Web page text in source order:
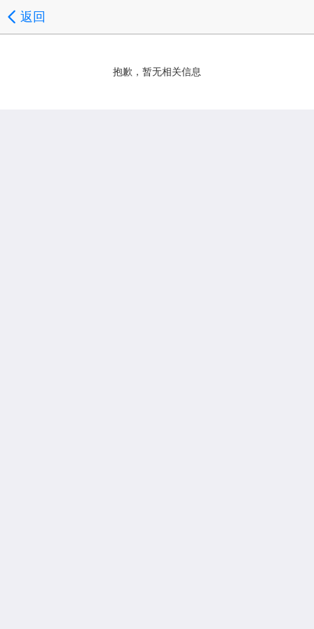
返回
抱歉，暂无相关信息